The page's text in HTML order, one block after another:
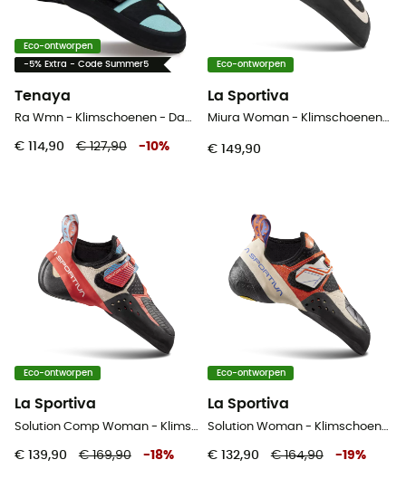
Eco-ontworpen
-5% Extra - Code Summer5
Tenaya
Ra Wmn - Klimschoenen - Dames
€ 114,90 € 127,90 -10%
Eco-ontworpen
La Sportiva
Miura Woman - Klimschoenen - Dames
€ 149,90
Eco-ontworpen
La Sportiva
Solution Comp Woman - Klimschoenen - Dames
€ 139,90 € 169,90 -18%
Eco-ontworpen
La Sportiva
Solution Woman - Klimschoenen - Dames
€ 132,90 € 164,90 -19%